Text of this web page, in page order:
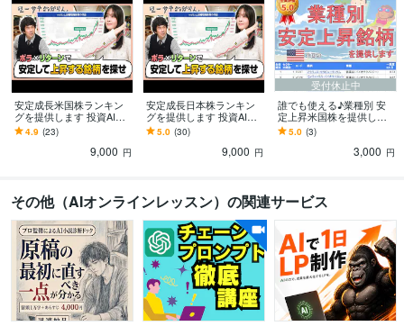
Bard:1年DALL-E:1年niji・journey:1年
得意分野
IT相談・システム開発 AIやデータ分析のビジネス導入
AI データ分析 プログラミング 開発 ビジネス
資産運用・副業の相談 利益見込み株の一覧提供
株 投資 統計 AI
2014年3月 ~ 2015年2月
語学力
英語 ビジネスレベル
安定成長米国株ランキン
グを提供します 投資AIの
プロが毎日の5000銘柄を
ランキング化｜AI分析
4.9 (23)
9,000 円
安定成長日本株ランキン
グを提供します 投資AIの
プロが毎日の4000銘柄を
ランキング化｜AIで分析
5.0 (30)
9,000 円
受付休止中
誰でも使える♪業種別 安
定上昇米国株を提供しま
す 着実に急上昇している
銘柄リストをAIのプロが
5.0 (3)
3,000 円
その他（AIオンラインレッスン）の関連サービス